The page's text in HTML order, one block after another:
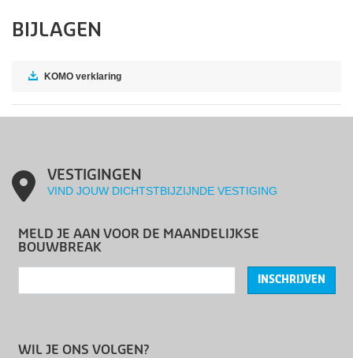
BIJLAGEN
KOMO verklaring
VESTIGINGEN
VIND JOUW DICHTSTBIJZIJNDE VESTIGING
MELD JE AAN VOOR DE MAANDELIJKSE
BOUWBREAK
INSCHRIJVEN
WIL JE ONS VOLGEN?